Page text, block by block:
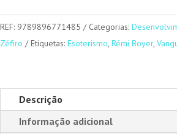
e
o
Consciência
REF: 9789896771485 Categorias:
Zéfiro
Etiquetas: Esoterismo, Rémi Boyer,
Descrição
Informação adicional